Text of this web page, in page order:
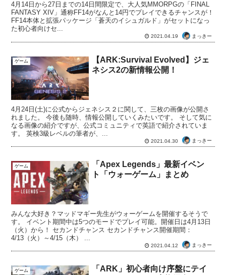
4月14日から27日までの14日間限定で、大人気MMORPGの「FINAL
FANTASY XIV」通称FF14がなんと14円でプレイできるチャンスが！
FF14本体と拡張パッケージ「蒼天のイシュガルド」がセットになっ
た初心者向けセ...
2021.04.19 まっきー
ゲーム
【ARK:Survival Evolved】ジェ
ネシス2の新情報公開！
4月24日(土)に公式からジェネシス２に関して、三枚の画像が公開さ
れました。 今後も随時、情報公開していくみたいです。 そして気に
なる画像の紹介ですが、公式コミュニティで英語で紹介されていま
す。 英検3級レベルの筆者が、...
2021.04.30 まっきー
ゲーム
「Apex Legends」最新イベン
ト「ウォーゲーム」まとめ
みんな大好き？マッドマギー先生がウォーゲームを開催するそうで
す。 イベント期間中は5つのモードでプレイ可能。開催日は4月13日
（火）から！ セカンドチャンス セカンドチャンス開催期間：
4/13（火）～4/15（木） ...
2021.04.12 まっきー
ゲーム
「ARK」初心者向け序盤にテイ